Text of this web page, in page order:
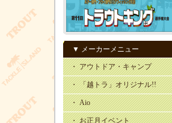
▼ メーカーメニュー
・ アウトドア・キャンプ
・ 「越トラ」オリジナル!!
・ Aio
・ お正月イベント